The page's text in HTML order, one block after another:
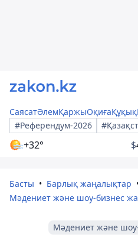
СаясатӘлемҚаржыОқиғаҚұқық
#Референдум-2026
+32° $
Басты
Барлық жаңалықтар
Мәдениет және шоу-бизнес
Мәдениет және